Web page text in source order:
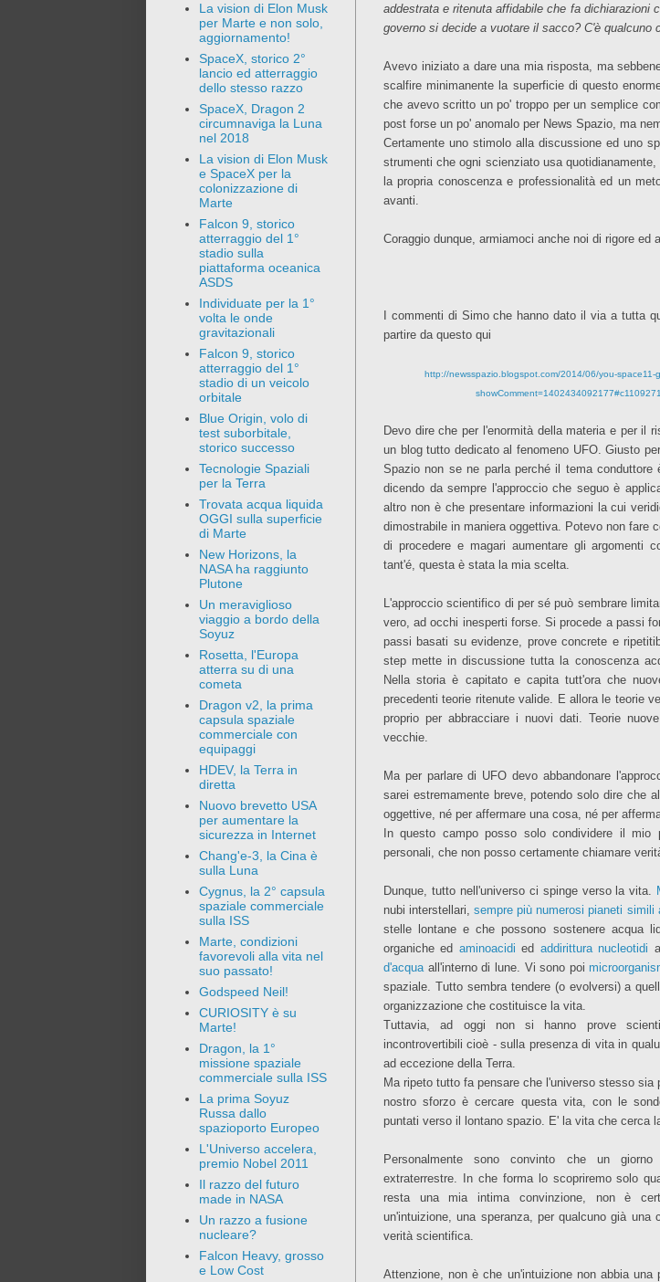
addestrata e ritenuta affidabile che fa dichiarazioni
governo si decide a vuotare il sacco? C'è qualcuno
Avevo iniziato a dare una mia risposta, ma
scalfire minimanente la superficie di questo
che avevo scritto un po' troppo per un semplice
post forse un po' anomalo per News Spazio, ma
Certamente uno stimolo alla discussione ed uno
strumenti che ogni scienziato usa quotidianamente,
la propria conoscenza e professionalità ed un
avanti.
Coraggio dunque, armiamoci anche noi di rigore ed
I commenti di Simo che hanno dato il via a tutta
partire da questo qui
http://newsspazio.blogspot.com/2014/06/you-space11-
Devo dire che per l'enormità della materia e per il
un blog tutto dedicato al fenomeno UFO. Giusto
Spazio non se ne parla perché il tema conduttore
dicendo da sempre l'approccio che seguo è
altro non è che presentare informazioni la cui
dimostrabile in maniera oggettiva. Potevo non fare
di procedere e magari aumentare gli argomenti
tant'é, questa è stata la mia scelta.
L'approccio scientifico di per sé può sembrare
vero, ad occhi inesperti forse. Si procede a passi
passi basati su evidenze, prove concrete e
step mette in discussione tutta la conoscenza
Nella storia è capitato e capita tutt'ora che
precedenti teorie ritenute valide. E allora le teorie
proprio per abbracciare i nuovi dati. Teorie
vecchie.
Ma per parlare di UFO devo abbandonare
sarei estremamente breve, potendo solo dire che
oggettive, né per affermare una cosa, né per
In questo campo posso solo condividere il mio
personali, che non posso certamente chiamare
Dunque, tutto nell'universo ci spinge verso la vita.
nubi interstellari,sempre più numerosi pianeti simili
stelle lontane e che possono sostenere acqua
organiche ed aminoacidi ed addirittura nucleotidi
d'acqua all'interno di lune. Vi sono poi
spaziale. Tutto sembra tendere (o evolversi) a
organizzazione che costituisce la vita.
Tuttavia, ad oggi non si hanno prove
incontrovertibili cioè - sulla presenza di vita in
ad eccezione della Terra.
Ma ripeto tutto fa pensare che l'universo stesso sia
nostro sforzo è cercare questa vita, con le
puntati verso il lontano spazio. E' la vita che cerca
Personalmente sono convinto che un
extraterrestre. In che forma lo scopriremo solo
resta una mia intima convinzione, non è
un'intuizione, una speranza, per qualcuno già una
verità scientifica.
Attenzione, non è che un'intuizione non abbia una
La vision di Elon Musk
per Marte e non solo,
aggiornamento!
SpaceX, storico 2°
lancio ed atterraggio
dello stesso razzo
SpaceX, Dragon 2
circumnaviga la Luna
nel 2018
La vision di Elon Musk
e SpaceX per la
colonizzazione di
Marte
Falcon 9, storico
atterraggio del 1°
stadio sulla
piattaforma oceanica
ASDS
Individuate per la 1°
volta le onde
gravitazionali
Falcon 9, storico
atterraggio del 1°
stadio di un veicolo
orbitale
Blue Origin, volo di
test suborbitale,
storico successo
Tecnologie Spaziali
per la Terra
Trovata acqua liquida
OGGI sulla superficie
di Marte
New Horizons, la
NASA ha raggiunto
Plutone
Un meraviglioso
viaggio a bordo della
Soyuz
Rosetta, l'Europa
atterra su di una
cometa
Dragon v2, la prima
capsula spaziale
commerciale con
equipaggi
HDEV, la Terra in
diretta
Nuovo brevetto USA
per aumentare la
sicurezza in Internet
Chang'e-3, la Cina è
sulla Luna
Cygnus, la 2° capsula
spaziale commerciale
sulla ISS
Marte, condizioni
favorevoli alla vita nel
suo passato!
Godspeed Neil!
CURIOSITY è su
Marte!
Dragon, la 1°
missione spaziale
commerciale sulla ISS
La prima Soyuz
Russa dallo
spazioporto Europeo
L'Universo accelera,
premio Nobel 2011
Il razzo del futuro
made in NASA
Un razzo a fusione
nucleare?
Falcon Heavy, grosso
e Low Cost